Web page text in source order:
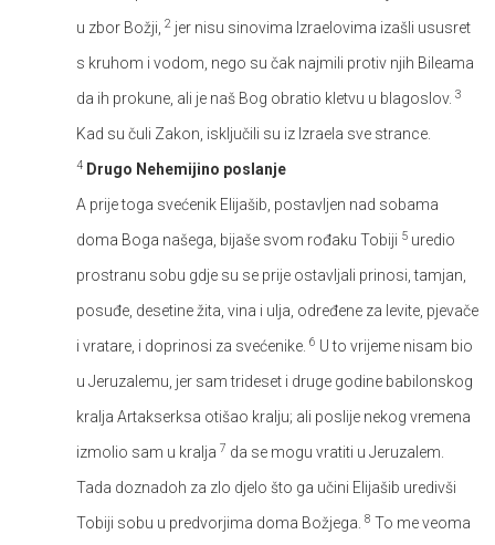
u zbor Božji, 2 jer nisu sinovima Izraelovima izašli ususret
s kruhom i vodom, nego su čak najmili protiv njih Bileama
da ih prokune, ali je naš Bog obratio kletvu u blagoslov. 3
Kad su čuli Zakon, isključili su iz Izraela sve strance.
4 Drugo Nehemijino poslanje
A prije toga svećenik Elijašib, postavljen nad sobama
doma Boga našega, bijaše svom rođaku Tobiji 5 uredio
prostranu sobu gdje su se prije ostavljali prinosi, tamjan,
posuđe, desetine žita, vina i ulja, određene za levite, pjevače
i vratare, i doprinosi za svećenike. 6 U to vrijeme nisam bio
u Jeruzalemu, jer sam trideset i druge godine babilonskog
kralja Artakserksa otišao kralju; ali poslije nekog vremena
izmolio sam u kralja 7 da se mogu vratiti u Jeruzalem.
Tada doznadoh za zlo djelo što ga učini Elijašib uredivši
Tobiji sobu u predvorjima doma Božjega. 8 To me veoma